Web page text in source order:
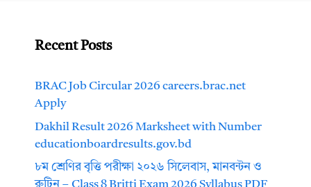
Recent Posts
BRAC Job Circular 2026 careers.brac.net
Apply
Dakhil Result 2026 Marksheet with Number
educationboardresults.gov.bd
৮ম শ্রেণির বৃত্তি পরীক্ষা ২০২৬ সিলেবাস, মানবন্টন ও
রুটিন – Class 8 Britti Exam 2026 Syllabus PDF